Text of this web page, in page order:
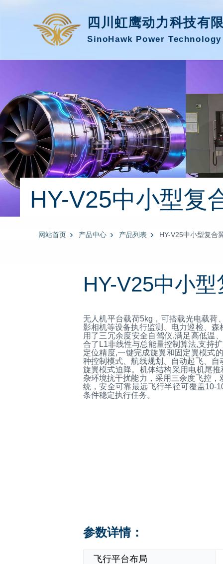
四川虹鹰动力科技有
SinoHawk Power
网站首页 产品中心 产品列表 HY-V25中小型复合
HY-V25中小型复
HY-V25中小
无人机平台载荷5kg，可搭载光电载荷
影相机等设备执行监测、电力巡检、
用了三冗余度安全自驾仪,满足高低温
合了L1非线性与总能量控制算法,支持
定位精度,一键完成旋翼和固定翼模式
种控制模式、航线规划、自动起飞、
旋翼模式迫降。机体结构采用电机尾
杂环境抗干扰能力，采用三余度飞控
统，安全可靠最远飞行半径可覆盖10-
条件稳定执行任务。
参数详情：
飞行平台布局